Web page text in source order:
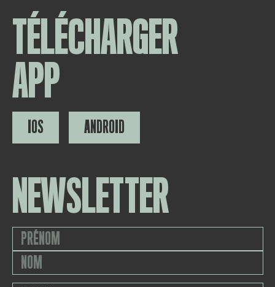
TÉLÉCHARGER
APP
IOS ANDROID
NEWSLETTER